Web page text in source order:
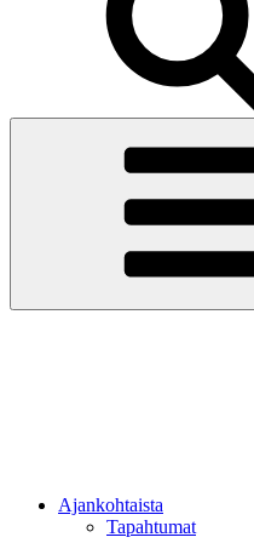
Ajankohtaista
Tapahtumat